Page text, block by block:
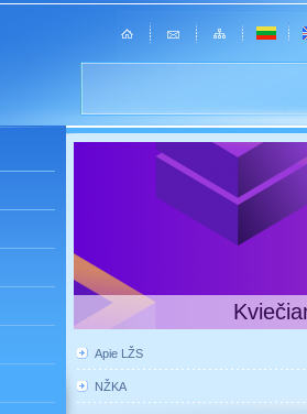
Apie LŽS
NŽKA